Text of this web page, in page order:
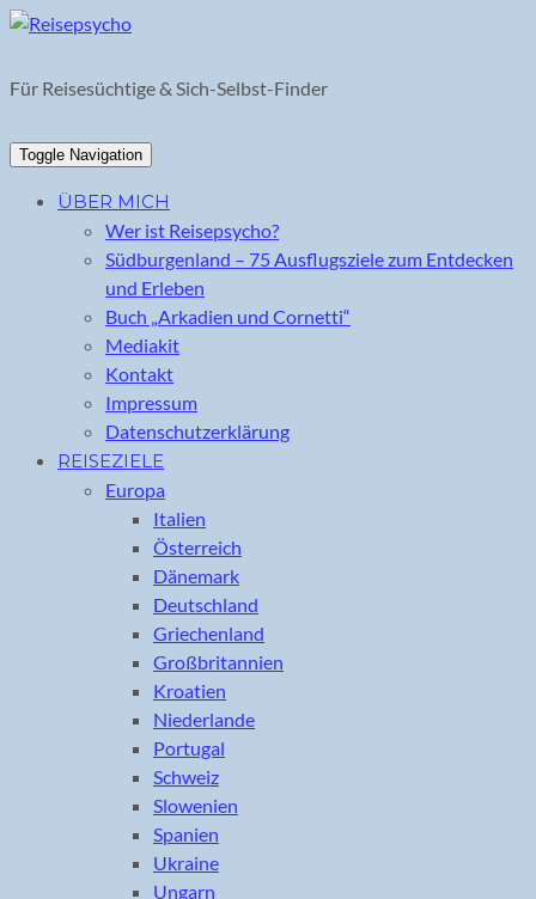
Skip
content
Für Reisesüchtige & Sich-Selbst-Finder
Toggle Navigation
ÜBER MICH
Wer ist Reisepsycho?
Südburgenland – 75 Ausflugsziele zum Entdecken
und Erleben
Buch „Arkadien und Cornetti“
Mediakit
Kontakt
Impressum
Datenschutzerklärung
REISEZIELE
Europa
Italien
Österreich
Dänemark
Deutschland
Griechenland
Großbritannien
Kroatien
Niederlande
Portugal
Schweiz
Slowenien
Spanien
Ukraine
Ungarn